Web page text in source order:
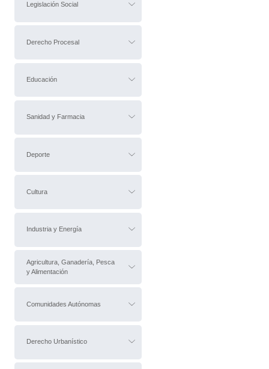
Legislación Social
Derecho Procesal
Educación
Sanidad y Farmacia
Deporte
Cultura
Industria y Energía
Agricultura, Ganadería, Pesca
y Alimentación
Comunidades Autónomas
Derecho Urbanístico